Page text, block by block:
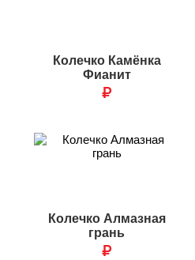
Колечко Камёнка
Фианит
₽
Колечко Алмазная
грань
₽